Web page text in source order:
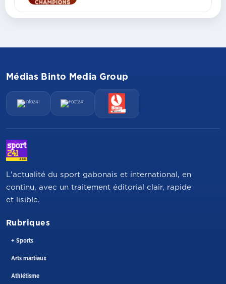
Médias Binto Media Group
L'actualité du sport gabonais et international, en
continu, avec un traitement éditorial clair, rapide
et lisible.
Rubriques
+ Sports
Arts martiaux
Athlétisme